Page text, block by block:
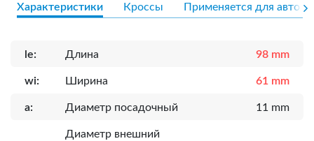
Характеристики Кроссы Применяется для авто
le: Длина 98 mm
wi: Ширина 61 mm
a: Диаметр посадочный 11 mm
Диаметр внешний